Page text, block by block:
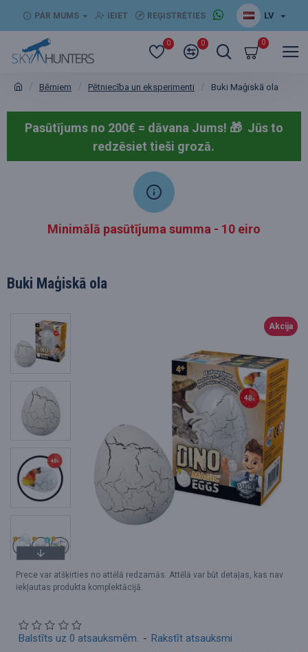
PAR MUMS IEIET REĢISTRĒTIES LV
0 0 0
Bērniem Pētniecība un eksperimenti Buki Maģiskā ola
Pasūtījums no 200€ = dāvana Jums! 🎁 Jūs to
redzēsiet tieši grozā.
Minimālā pasūtījuma summa - 10 eiro
Buki Maģiskā ola
Akcija
Prece var atšķirties no attēlā redzamās. Attēlā var būt detaļas, kas nav
iekļautas produkta komplektācijā.
Balstīts uz 0 atsauksmēm. - Rakstīt atsauksmi